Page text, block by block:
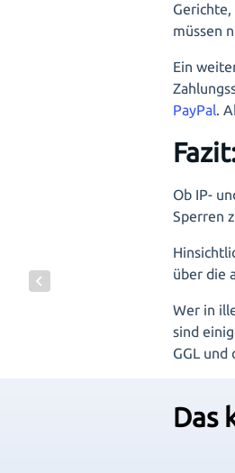
müssen
Ein
PayPal.
Ob IP-
Sperren
über die
Wer in
sind
GGL und
Das